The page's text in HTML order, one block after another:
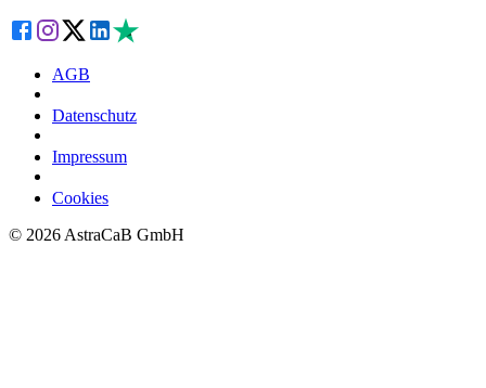
AGB
Datenschutz
Impressum
Cookies
© 2026AstraCaB GmbH